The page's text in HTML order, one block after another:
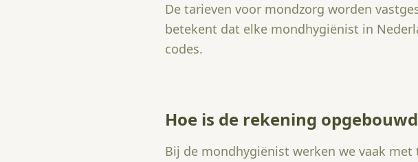
De tarieven voor mondzorg worden
betekent dat elke mondhygiënist in
codes.
Hoe is de rekening
Bij de mondhygiënist werken we vaak